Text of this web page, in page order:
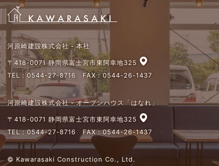
河原崎建設株式会社 - 本社
〒418-0071 静岡県富士宮市東阿幸地325
TEL： 0544-27-8716 FAX：0544-26-1437
河原崎建設株式会社 - オープンハウス「はなれ」
〒418-0071 静岡県富士宮市東阿幸地325
TEL：0544-27-8716 FAX：0544-26-1437
© Kawarasaki Construction Co., Ltd.